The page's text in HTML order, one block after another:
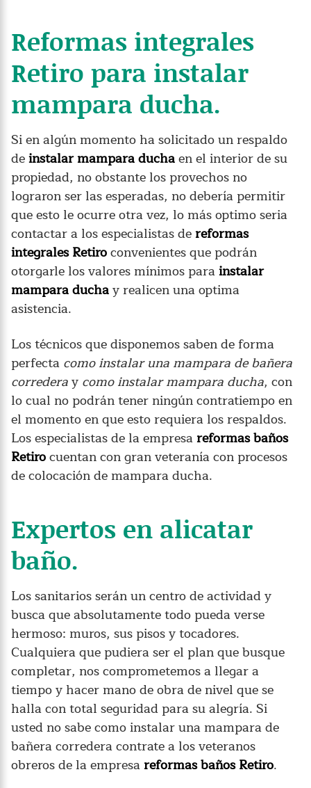
Reformas integrales
Retiro para instalar
mampara ducha.
Si en algún momento ha solicitado un respaldo
deinstalar mampara duchaen el interior de su
propiedad, no obstante los provechos no
lograron ser las esperadas, no debería permitir
que esto le ocurre otra vez, lo más optimo seria
contactar a los especialistas dereformas
integrales Retiroconvenientes que podrán
otorgarle los valores mínimos parainstalar
mampara duchay realicen una optima
asistencia.
Los técnicos que disponemos saben de forma
perfecta como instalar una mampara de bañera
correderay como instalar mampara ducha, con
lo cual no podrán tener ningún contratiempo en
el momento en que esto requiera los respaldos.
Los especialistas de la empresareformas baños
Retirocuentan con gran veteranía con procesos
de colocación de mampara ducha.
Expertos en alicatar
baño.
Los sanitarios serán un centro de actividad y
busca que absolutamente todo pueda verse
hermoso: muros, sus pisos y tocadores.
Cualquiera que pudiera ser el plan que busque
completar, nos comprometemos a llegar a
tiempo y hacer mano de obra de nivel que se
halla con total seguridad para su alegría. Si
usted no sabe como instalar una mampara de
bañera corredera contrate a los veteranos
obreros de la empresareformas baños Retiro.